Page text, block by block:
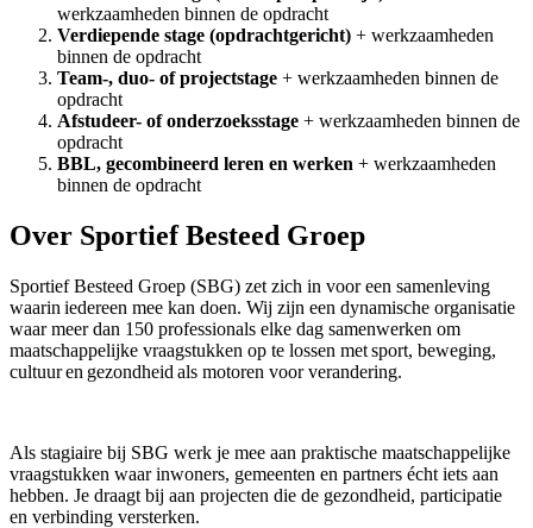
werkzaamheden binnen de opdracht
Verdiepende stage (opdrachtgericht) + werkzaamheden
binnen de opdracht
Team-, duo- of projectstage + werkzaamheden binnen de
opdracht
Afstudeer- of onderzoeksstage + werkzaamheden binnen de
opdracht
BBL, gecombineerd leren en werken + werkzaamheden
binnen de opdracht
Over Sportief Besteed Groep
Sportief Besteed Groep (SBG) zet zich in voor een samenleving
waarin iedereen mee kan doen. Wij zijn een dynamische organisatie
waar meer dan 150 professionals elke dag samenwerken om
maatschappelijke vraagstukken op te lossen met sport, beweging,
cultuur en gezondheid als motoren voor verandering.
Als stagiaire bij SBG werk je mee aan praktische maatschappelijke
vraagstukken waar inwoners, gemeenten en partners écht iets aan
hebben. Je draagt bij aan projecten die de gezondheid, participatie
en verbinding versterken.